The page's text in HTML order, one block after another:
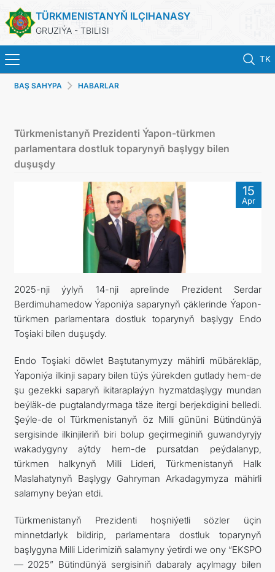
TÜRKMENISTANYŇ ILÇIHANASY
GRUZIÝA - TBILISI
TK
BAŞ SAHYPA
TÜRKMENISTAN
KONSULLYK HYZMATLARY
DIM
ARAGATNAŞYK
BAŞ SAHYPA HABARLAR
Türkmenistanyň Prezidenti Ýapon-türkmen
parlamentara dostluk toparynyň başlygy bilen
duşuşdy
15
Apr
2025-nji ýylyň 14-nji aprelinde Prezident Serdar
Berdimuhamedow Ýaponiýa saparynyň çäklerinde Ýapon-
türkmen parlamentara dostluk toparynyň başlygy Endo
Toşiaki bilen duşuşdy.
Endo Toşiaki döwlet Baştutanymyzy mähirli mübärekläp,
Ýaponiýa ilkinji sapary bilen tüýs ýürekden gutlady hem-de
şu gezekki saparyň ikitaraplaýyn hyzmatdaşlygy mundan
beýläk-de pugtalandyrmaga täze itergi berjekdigini belledi.
Şeýle-de ol Türkmenistanyň öz Milli gününi Bütindünýä
sergisinde ilkinjileriň biri bolup geçirmeginiň guwandyryjy
wakadygyny aýtdy hem-de pursatdan peýdalanyp,
türkmen halkynyň Milli Lideri, Türkmenistanyň Halk
Maslahatynyň Başlygy Gahryman Arkadagymyza mähirli
salamyny beýan etdi.
Türkmenistanyň Prezidenti hoşniýetli sözler üçin
minnetdarlyk bildirip, parlamentara dostluk toparynyň
başlygyna Milli Liderimiziň salamyny ýetirdi we ony “EKSPO
— 2025” Bütindünýä sergisiniň dabaraly açylmagy bilen